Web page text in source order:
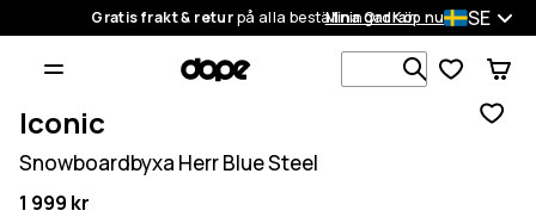
Gratis frakt & returpå alla beställningarKöp nu
Mina Ordrar SE
Sök bland
Iconic
Snowboardbyxa Herr Blue Steel
1 999 kr